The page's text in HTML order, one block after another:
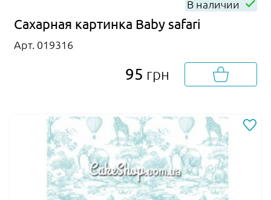
В наличии
Сахарная картинка Baby safari
Арт. 019316
95 грн